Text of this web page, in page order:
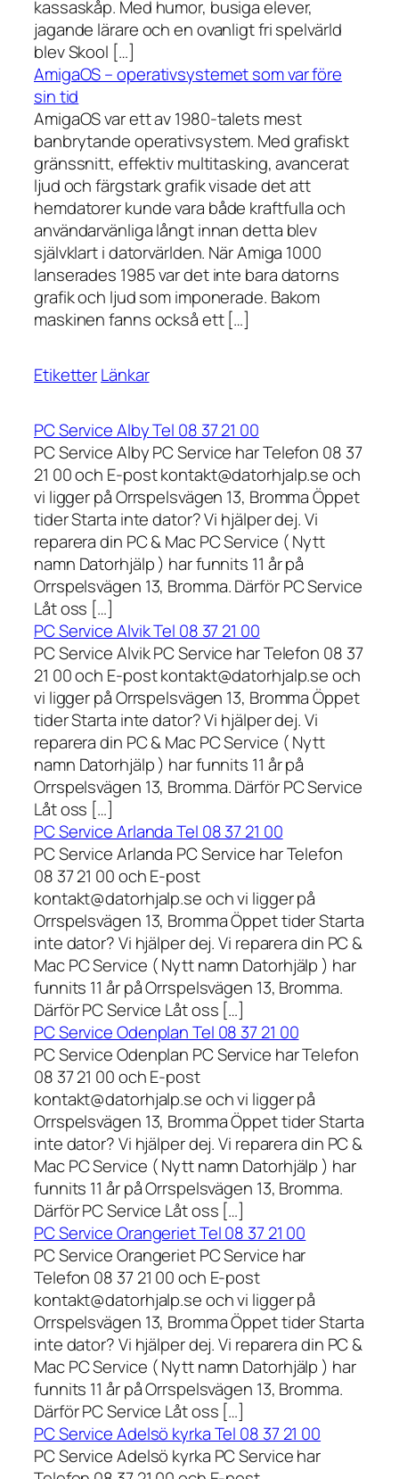
kassaskåp. Med humor, busiga elever,
jagande lärare och en ovanligt fri spelvärld
blev Skool […]
AmigaOS – operativsystemet som var före
sin tid
AmigaOS var ett av 1980-talets mest
banbrytande operativsystem. Med grafiskt
gränssnitt, effektiv multitasking, avancerat
ljud och färgstark grafik visade det att
hemdatorer kunde vara både kraftfulla och
användarvänliga långt innan detta blev
självklart i datorvärlden. När Amiga 1000
lanserades 1985 var det inte bara datorns
grafik och ljud som imponerade. Bakom
maskinen fanns också ett […]
EtiketterLänkar
PC Service Alby Tel 08 37 21 00
PC Service Alby PC Service har Telefon 08 37
21 00 och E-post kontakt@datorhjalp.se och
vi ligger på Orrspelsvägen 13, Bromma Öppet
tider Starta inte dator? Vi hjälper dej. Vi
reparera din PC & Mac PC Service ( Nytt
namn Datorhjälp ) har funnits 11 år på
Orrspelsvägen 13, Bromma. Därför PC Service
Låt oss […]
PC Service Alvik Tel 08 37 21 00
PC Service Alvik PC Service har Telefon 08 37
21 00 och E-post kontakt@datorhjalp.se och
vi ligger på Orrspelsvägen 13, Bromma Öppet
tider Starta inte dator? Vi hjälper dej. Vi
reparera din PC & Mac PC Service ( Nytt
namn Datorhjälp ) har funnits 11 år på
Orrspelsvägen 13, Bromma. Därför PC Service
Låt oss […]
PC Service Arlanda Tel 08 37 21 00
PC Service Arlanda PC Service har Telefon
08 37 21 00 och E-post
kontakt@datorhjalp.se och vi ligger på
Orrspelsvägen 13, Bromma Öppet tider Starta
inte dator? Vi hjälper dej. Vi reparera din PC &
Mac PC Service ( Nytt namn Datorhjälp ) har
funnits 11 år på Orrspelsvägen 13, Bromma.
Därför PC Service Låt oss […]
PC Service Odenplan Tel 08 37 21 00
PC Service Odenplan PC Service har Telefon
08 37 21 00 och E-post
kontakt@datorhjalp.se och vi ligger på
Orrspelsvägen 13, Bromma Öppet tider Starta
inte dator? Vi hjälper dej. Vi reparera din PC &
Mac PC Service ( Nytt namn Datorhjälp ) har
funnits 11 år på Orrspelsvägen 13, Bromma.
Därför PC Service Låt oss […]
PC Service Orangeriet Tel 08 37 21 00
PC Service Orangeriet PC Service har
Telefon 08 37 21 00 och E-post
kontakt@datorhjalp.se och vi ligger på
Orrspelsvägen 13, Bromma Öppet tider Starta
inte dator? Vi hjälper dej. Vi reparera din PC &
Mac PC Service ( Nytt namn Datorhjälp ) har
funnits 11 år på Orrspelsvägen 13, Bromma.
Därför PC Service Låt oss […]
PC Service Adelsö kyrka Tel 08 37 21 00
PC Service Adelsö kyrka PC Service har